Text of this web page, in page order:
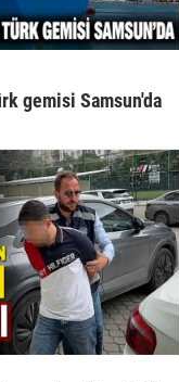
gemisi Samsun'da